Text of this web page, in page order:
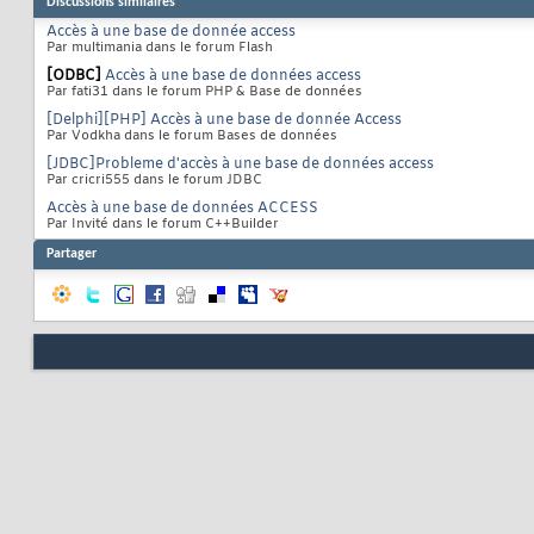
Accès à une base de donnée access
Par multimania dans le forum Flash
[ODBC] Accès à une base de données access
Par fati31 dans le forum PHP & Base de données
[Delphi][PHP] Accès à une base de donnée Access
Par Vodkha dans le forum Bases de données
[JDBC]Probleme d'accès à une base de données access
Par cricri555 dans le forum JDBC
Accès à une base de données ACCESS
Par Invité dans le forum C++Builder
Partager